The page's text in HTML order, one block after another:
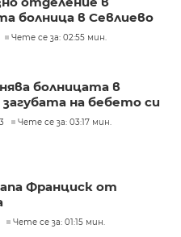
болница в Севлиево
Чете се за: 02:55 мин.
болницата в
загубата на бебето си
Чете се за: 03:17 мин.
Франциск от
Чете се за: 01:15 мин.